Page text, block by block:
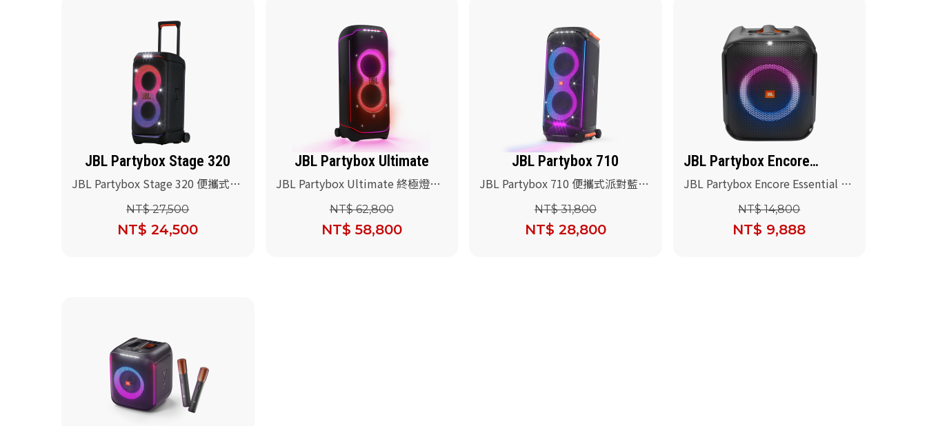
JBL Partybox Stage 320
JBL Partybox Stage 320 便攜式派
對藍牙喇叭(黑色)
NT$ 27,500
NT$ 24,500
JBL Partybox Ultimate
JBL Partybox Ultimate 終極燈光
派對藍牙喇叭(送JBL Wireless
Microphone 無線麥克風)
NT$ 62,800
NT$ 58,800
JBL Partybox 710
JBL Partybox 710 便攜式派對藍牙
音響(送JBL 無線麥克風)
NT$ 31,800
NT$ 28,800
JBL Partybox Encore
Essential
JBL Partybox Encore Essential 便
攜式派對藍牙喇叭(送JBL PBM100
有線麥克風+專用提袋)
NT$ 14,800
NT$ 9,888